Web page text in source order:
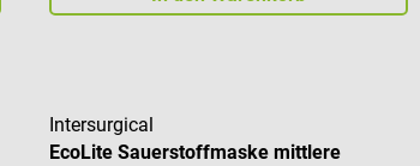
Intersurgical
EcoLite Sauerstoffmaske mittlere